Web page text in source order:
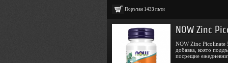
възстановяването по време на
Внимание:
не се препоръчва
като те могат да блокират
Поръчан 1433 пъти
NOW Zinc
NOW Zinc Picolinate
добавка, която
посрещне